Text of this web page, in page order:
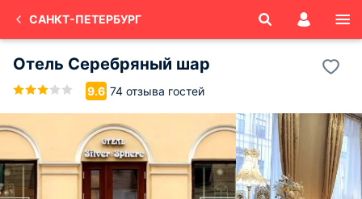
САНКТ-ПЕТЕРБУРГ
Отель Серебряный шар
9.6 74 отзыва гостей